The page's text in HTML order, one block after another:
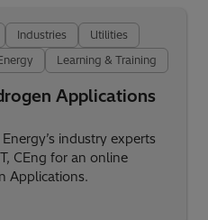
Industries
Utilities
Learning & Training
Applications
industry experts
CEng for an online
Applications.